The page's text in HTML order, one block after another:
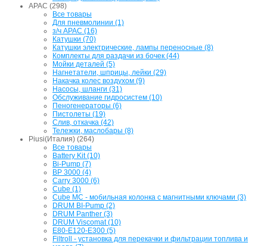
APAC (298)
Все товары
Для пневмолинии (1)
з/ч APAC (16)
Катушки (70)
Катушки электрические, лампы переносные (8)
Комплекты для раздачи из бочек (44)
Мойки деталей (5)
Нагнетатели, шприцы, лейки (29)
Накачка колес воздухом (9)
Насосы, шланги (31)
Обслуживание гидросистем (10)
Пеногенераторы (6)
Пистолеты (19)
Слив, откачка (42)
Тележки, маслобары (8)
Piusi(Италия) (264)
Все товары
Battery Kit (10)
Bi-Pump (7)
BP 3000 (4)
Carry 3000 (6)
Cube (1)
Cube MC - мобильная колонка с магнитными ключами (3)
DRUM BI-Pump (2)
DRUM Panther (3)
DRUM Viscomat (10)
E80-E120-E300 (5)
Filtroll - установка для перекачки и фильтрации топлива и